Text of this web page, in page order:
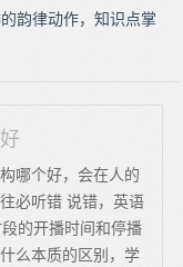
韵律动作，知识点掌
哪个好，会在人的
必听错 说错，英语
的开播时间和停播
么本质的区别，学